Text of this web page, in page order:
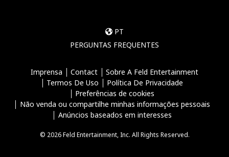
PT
PERGUNTAS FREQUENTES
Imprensa Contact
Sobre A Feld Entertainment
Termos De Uso
Política De Privacidade
Preferências de cookies
Não venda ou compartilhe minhas informações pessoais
Anúncios baseados em interesses
© 2026 Feld Entertainment, Inc. All Rights Reserved.